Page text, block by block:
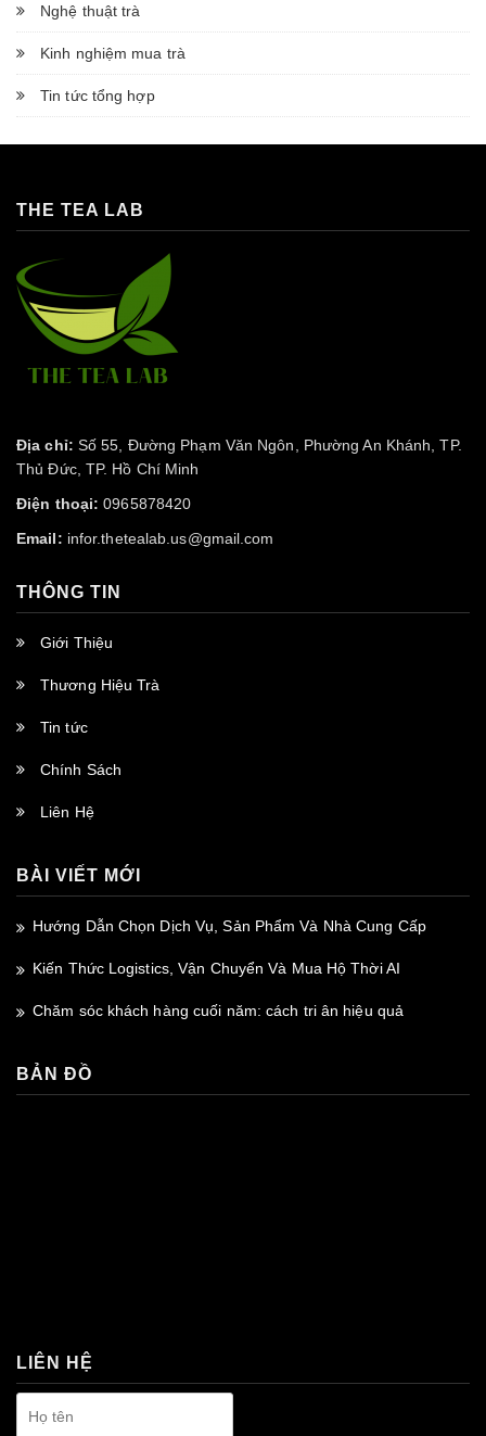
Nghệ thuật trà
Kinh nghiệm mua trà
Tin tức tổng hợp
THE TEA LAB
Địa chỉ: Số 55, Đường Phạm Văn Ngôn, Phường An Khánh, TP.
Thủ Đức, TP. Hồ Chí Minh
Điện thoại: 0965878420
Email: infor.thetealab.us@gmail.com
THÔNG TIN
Giới Thiệu
Thương Hiệu Trà
Tin tức
Chính Sách
Liên Hệ
BÀI VIẾT MỚI
Hướng Dẫn Chọn Dịch Vụ, Sản Phẩm Và Nhà Cung Cấp
Kiến Thức Logistics, Vận Chuyển Và Mua Hộ Thời AI
Chăm sóc khách hàng cuối năm: cách tri ân hiệu quả
BẢN ĐỒ
LIÊN HỆ